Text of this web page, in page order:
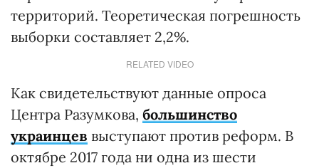
территорий. Теоретическая погрешность
выборки составляет 2,2%.
RELATED VIDEO
Как свидетельствуют данные опроса
Центра Разумкова, большинство
украинцев выступают против реформ. В
октябре 2017 года ни одна из шести